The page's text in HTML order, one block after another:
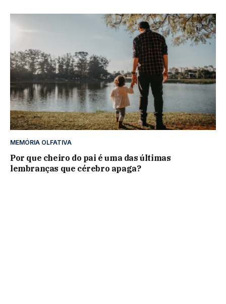
MEMÓRIA OLFATIVA
Por que cheiro do pai é uma das últimas
lembranças que cérebro apaga?